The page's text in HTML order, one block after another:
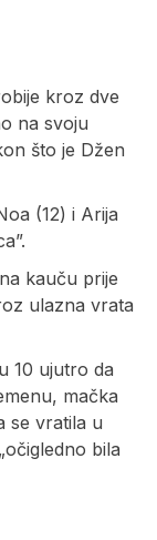
kroz dve
na svoju
što je Džen
(12) i Arija
kauču prije
ulazna vrata
10 ujutro da
mačka
se vratila u
bila